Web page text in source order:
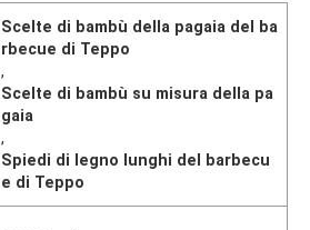
Scelte di bambù della pagaia del ba
rbecue di Teppo
,
Scelte di bambù su misura della pa
gaia
,
Spiedi di legno lunghi del barbecu
e di Teppo